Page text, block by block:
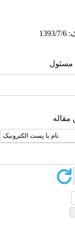
مسئول
مقاله